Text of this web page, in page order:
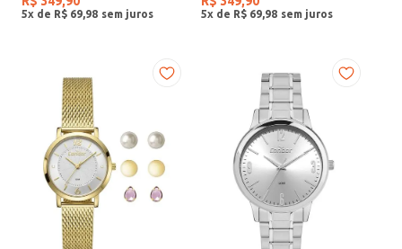
5x de R$ 69 98 5x de R$ 69 98